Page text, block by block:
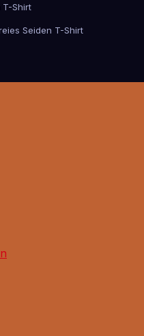
T-Shirt
Seiden T-Shirt